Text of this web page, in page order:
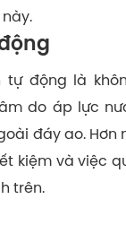
tự động là
do áp lực
đáy ao. Hơn
kiệm và việc
trên.